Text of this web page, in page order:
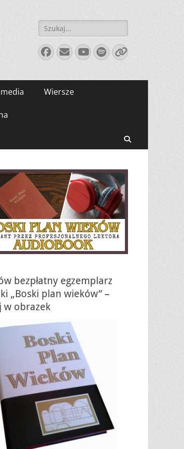
Szukaj:
Facebook
E-
mail
YouTube
Spotify
Link
Wiersze
bezpłatny egzemplarz
„Boski plan wieków” –
w obrazek